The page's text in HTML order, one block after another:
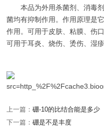
本品为外用杀菌剂、消毒剂
菌均有抑制作用。作用原理是
作用。可用于皮肤、粘膜、伤
可用于耳炎、烧伤、烫伤、湿
上一篇：硼-10的比结合能是多少
下一篇：硼是不是丰度